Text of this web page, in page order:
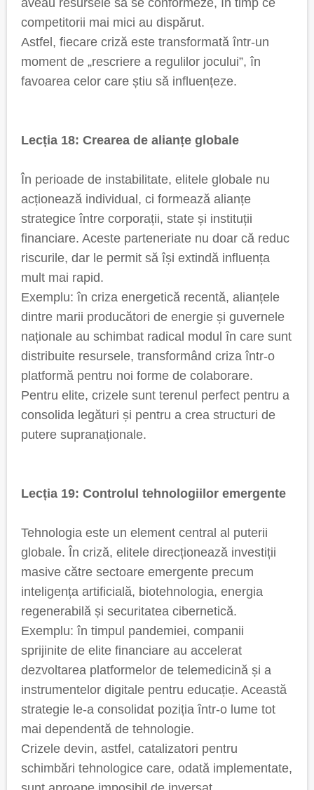
aveau resursele să se conformeze, în timp ce
competitorii mai mici au dispărut.
Astfel, fiecare criză este transformată într-un
moment de „rescriere a regulilor jocului”, în
favoarea celor care știu să influențeze.
Lecția 18: Crearea de alianțe globale
În perioade de instabilitate, elitele globale nu
acționează individual, ci formează alianțe
strategice între corporații, state și instituții
financiare. Aceste parteneriate nu doar că reduc
riscurile, dar le permit să își extindă influența
mult mai rapid.
Exemplu: în criza energetică recentă, alianțele
dintre marii producători de energie și guvernele
naționale au schimbat radical modul în care sunt
distribuite resursele, transformând criza într-o
platformă pentru noi forme de colaborare.
Pentru elite, crizele sunt terenul perfect pentru a
consolida legături și pentru a crea structuri de
putere supranaționale.
Lecția 19: Controlul tehnologiilor emergente
Tehnologia este un element central al puterii
globale. În criză, elitele direcționează investiții
masive către sectoare emergente precum
inteligența artificială, biotehnologia, energia
regenerabilă și securitatea cibernetică.
Exemplu: în timpul pandemiei, companii
sprijinite de elite financiare au accelerat
dezvoltarea platformelor de telemedicină și a
instrumentelor digitale pentru educație. Această
strategie le-a consolidat poziția într-o lume tot
mai dependentă de tehnologie.
Crizele devin, astfel, catalizatori pentru
schimbări tehnologice care, odată implementate,